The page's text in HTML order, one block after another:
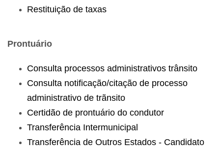
Restituição de taxas
Prontuário
Consulta processos administrativos trânsito
Consulta notificação/citação de processo
administrativo de trãnsito
Certidão de prontuário do condutor
Transferência Intermunicipal
Transferência de Outros Estados - Candidato